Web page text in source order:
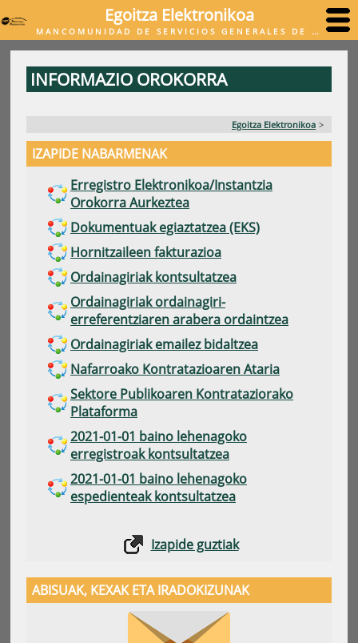
Egoitza Elektronikoa
MANCOMUNIDAD DE SERVICIOS GENERALES DE MALERREKA
INFORMAZIO OROKORRA
Egoitza Elektronikoa >
IZAPIDE NABARMENAK
Erregistro Elektronikoa/Instantzia
Orokorra Aurkeztea
Dokumentuak egiaztatzea (EKS)
Hornitzaileen fakturazioa
Ordainagiriak kontsultatzea
Ordainagiriak ordainagiri-
erreferentziaren arabera ordaintzea
Ordainagiriak emailez bidaltzea
Nafarroako Kontratazioaren Ataria
Sektore Publikoaren Kontrataziorako
Plataforma
2021-01-01 baino lehenagoko
erregistroak kontsultatzea
2021-01-01 baino lehenagoko
espedienteak kontsultatzea
Izapide guztiak
ABISUAK, KEXAK ETA IRADOKIZUNAK